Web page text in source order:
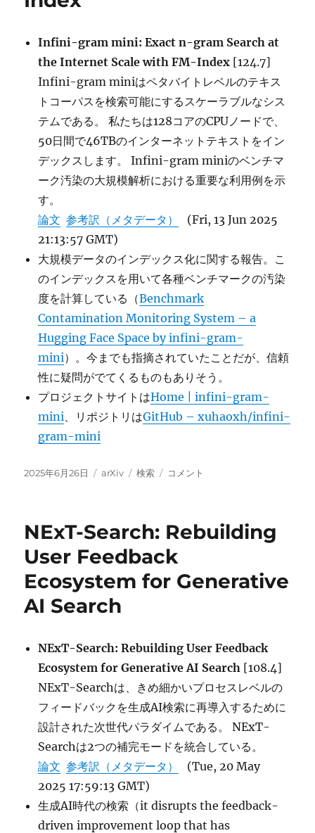
Infini-gram mini: Exact n-gram Search at
the Internet Scale with FM-Index [124.7]
Infini-gram miniはペタバイトレベルのテキス
トコーパスを検索可能にするスケーラブルなシス
テムである。 私たちは128コアのCPUノードで、
50日間で46TBのインターネットテキストをイン
デックスします。 Infini-gram miniのベンチマ
ーク汚染の大規模解析における重要な利用例を示
す。
論文 参考訳（メタデータ）
(Fri, 13 Jun 2025
21:13:57 GMT)
大規模データのインデックス化に関する報告。こ
のインデックスを用いて各種ベンチマークの汚染
度を計算している（Benchmark
Contamination Monitoring System – a
Hugging Face Space by infini-gram-
mini）。今までも指摘されていたことだが、信頼
性に疑問がでてくるものもありそう。
プロジェクトサイトはHome | infini-gram-
mini、リポジトリはGitHub – xuhaoxh/infini-
gram-mini
投
2025年6月26日
カ
ー
arXiv
タ
検索
Infini-
n-
Search
at
the
FM-
Index
コメント
NExT-Search: Rebuilding
User Feedback
Ecosystem for Generative
AI Search
NExT-Search: Rebuilding User Feedback
Ecosystem for Generative AI Search [108.4]
NExT-Searchは、きめ細かいプロセスレベルの
フィードバックを生成AI検索に再導入するために
設計された次世代パラダイムである。 NExT-
Searchは2つの補完モードを統合している。
論文 参考訳（メタデータ）
(Tue, 20 May
2025 17:59:13 GMT)
生成AI時代の検索（it disrupts the feedback-
driven improvement loop that has